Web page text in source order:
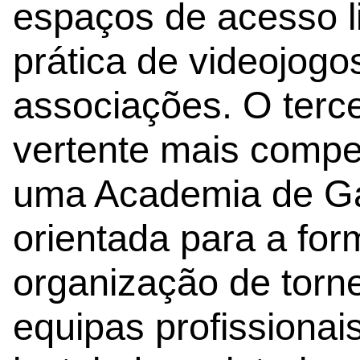
espaços de acesso
prática de
associações. O
vertente mais
uma Academia de
orientada para a
organização de
equipas